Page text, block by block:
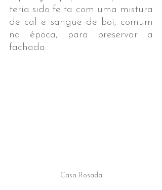
teria sido feita com uma mistura
de cal e sangue de boi, comum
na época, para preservar a
fachada.
Casa Rosada